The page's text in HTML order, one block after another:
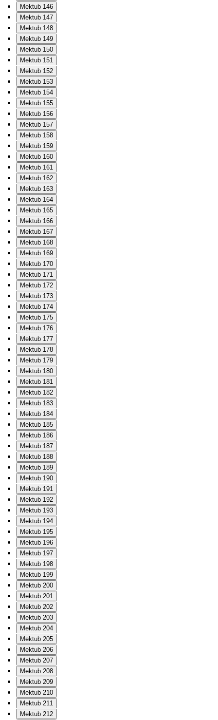
Mektub 146
Mektub 147
Mektub 148
Mektub 149
Mektub 150
Mektub 151
Mektub 152
Mektub 153
Mektub 154
Mektub 155
Mektub 156
Mektub 157
Mektub 158
Mektub 159
Mektub 160
Mektub 161
Mektub 162
Mektub 163
Mektub 164
Mektub 165
Mektub 166
Mektub 167
Mektub 168
Mektub 169
Mektub 170
Mektub 171
Mektub 172
Mektub 173
Mektub 174
Mektub 175
Mektub 176
Mektub 177
Mektub 178
Mektub 179
Mektub 180
Mektub 181
Mektub 182
Mektub 183
Mektub 184
Mektub 185
Mektub 186
Mektub 187
Mektub 188
Mektub 189
Mektub 190
Mektub 191
Mektub 192
Mektub 193
Mektub 194
Mektub 195
Mektub 196
Mektub 197
Mektub 198
Mektub 199
Mektub 200
Mektub 201
Mektub 202
Mektub 203
Mektub 204
Mektub 205
Mektub 206
Mektub 207
Mektub 208
Mektub 209
Mektub 210
Mektub 211
Mektub 212